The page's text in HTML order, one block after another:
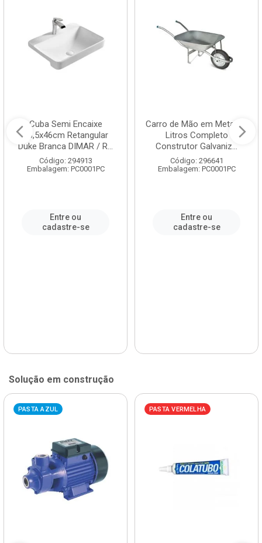
Cuba Semi Encaixe
58,5x46cm Retangular
Duke Branca DIMAR / R...
Código: 294913
Embalagem: PC0001PC
Entre ou
cadastre-se
Carro de Mão em Metal 60
Litros Completo
Construtor Galvaniz...
Código: 296641
Embalagem: PC0001PC
Entre ou
cadastre-se
Solução em construção
PASTA AZUL PASTA VERMELHA